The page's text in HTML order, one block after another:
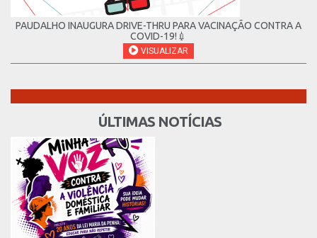
PAUDALHO INAUGURA DRIVE-THRU PARA VACINAÇÃO CONTRA A
COVID-19!💉
VISUALIZAR
ÚLTIMAS NOTÍCIAS